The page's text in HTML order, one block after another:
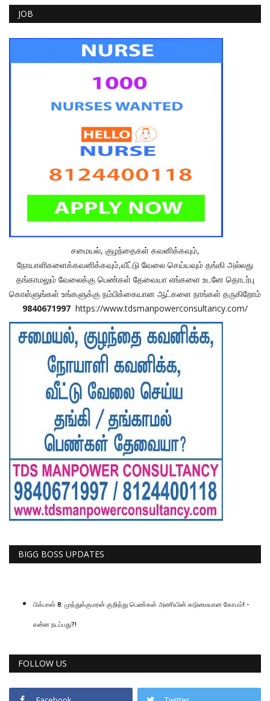
JOB
சமையல், குழந்தைகள் கவனிக்கவும்,
நோயாளிகளைக்கவனிக்கவும்,வீட்டு வேலை செய்யவும் தங்கி அல்லது
தங்காமலும் வேலைக்கு பெண்கள் தேவையா எங்களை உடனே தொடர்பு
கொள்ளுங்கள் உங்களுக்கு நம்பிக்கையான ஆட்களை நாங்கள் தருகிறோம்
9840671997 https://www.tdsmanpowerconsultancy.com/
BIGG BOSS UPDATES
பிக்பாஸ் 8: முத்துக்குமரன் குறித்து பெண்கள் அணியின் கடுமையான கோபம்! -
என்ன நடப்பது?!
FOLLOW US